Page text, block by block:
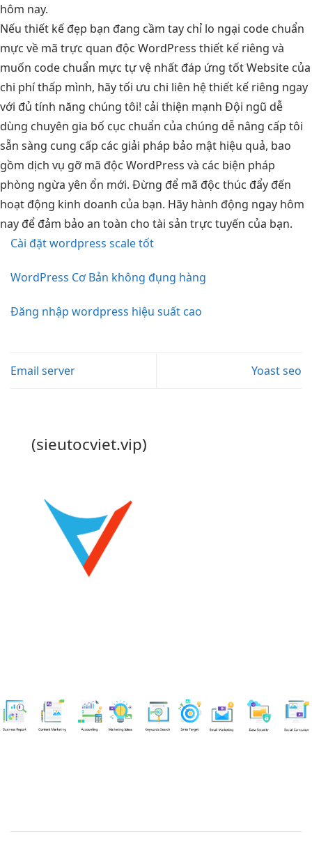
hôm nay.
Nếu thiết kế đẹp bạn đang cầm tay chỉ lo ngại code chuẩn
mực về mã trực quan độc WordPress thiết kế riêng và
muốn code chuẩn mực tự vệ nhất đáp ứng tốtWebsite của
chi phí thấp mình, hãytối ưu chi liên hệthiết kế riêng ngay
với đủ tính năng chúng tôi! cải thiện mạnh Đội ngũ dễ
dùng chuyên gia bố cục chuẩn của chúng dễ nâng cấp tôi
sẵn sàng cung cấp các giải pháp bảo mật hiệu quả, bao
gồm dịch vụ gỡ mã độc WordPress và các biện pháp
phòng ngừa yên ổn mới. Đừng để mã độc thúc đẩy đến
hoạt động kinh doanh của bạn. Hãy hành động ngay hôm
nay để đảm bảo an toàn cho tài sản trực tuyến của bạn.
Cài đặt wordpress scale tốt
WordPress Cơ Bản không đụng hàng
Đăng nhập wordpress hiệu suất cao
Email server Yoast seo
(sieutocviet.vip)